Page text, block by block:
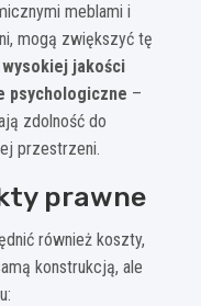
meblami i
mogą zwiększyć tę
jakości
psychologiczne –
zdolność do
przestrzeni.
prawne
również koszty,
konstrukcją, ale